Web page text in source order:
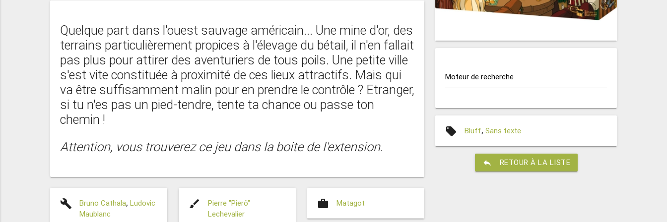
Quelque part dans l'ouest sauvage américain... Une mine d'or, des
terrains particulièrement propices à l'élevage du bétail, il n'en fallait
pas plus pour attirer des aventuriers de tous poils. Une petite ville
s'est vite constituée à proximité de ces lieux attractifs. Mais qui
va être suffisamment malin pour en prendre le contrôle ? Etranger,
si tu n'es pas un pied-tendre, tente ta chance ou passe ton
chemin !
Attention, vous trouverez ce jeu dans la boite de l'extension.
build Bruno Cathala, Ludovic
Maublanc
brush
Pierre "Pierô"
Lechevalier
work Matagot
Moteur de recherche
local_offer Bluff,Sans texte
reply RETOUR À LA LISTE